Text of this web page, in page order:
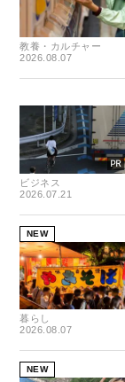
教養・カルチャー
2026.08.07
ビジネス
2026.07.21
NEW
暮らし
2026.08.07
NEW